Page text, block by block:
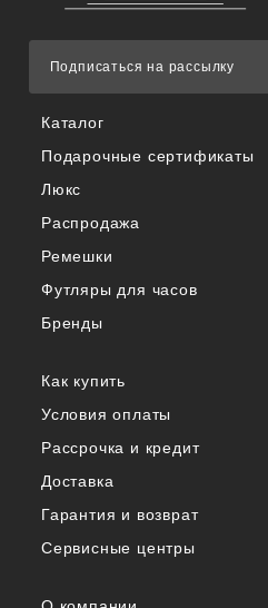
Каталог
Подарочные сертификаты
Люкс
Распродажа
Ремешки
Футляры для часов
Бренды
Как купить
Условия оплаты
Рассрочка и кредит
Доставка
Гарантия и возврат
Сервисные центры
Подписаться на рассылку